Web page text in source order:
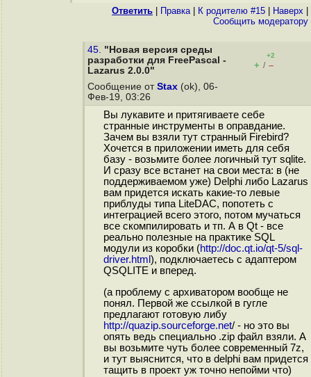
Ответить Правка| К родителю #15 Наверх
Cообщить модератору
45. "Новая версия среды
разработки для FreePascal -
Lazarus 2.0.0"
+2
+ / –
Сообщение от Stax (ok), 06-
Фев-19, 03:26
Вы лукавите и притягиваете себе
странные инструменты в оправдание.
Зачем вы взяли тут странный Firebird?
Хочется в приложении иметь для себя
базу - возьмите более логичный тут sqlite.
И сразу все встанет на свои места: в (не
поддерживаемом уже) Delphi либо Lazarus
вам придется искать какие-то левые
приблуды типа LiteDAC, попотеть с
интеграцией всего этого, потом мучаться
все скомпилировать и тп. А в Qt - все
реально полезные на практике SQL
модули из коробки (http://doc.qt.io/qt-5/sql-
driver.html ), подключаетесь с адаптером
QSQLITE и вперед.
(а проблему с архиватором вообще не
понял. Первой же ссылкой в гугле
предлагают готовую либу
http://quazip.sourceforge.net/ - но это вы
опять ведь специально .zip файл взяли. А
вы возьмите чуть более современный 7z,
и тут выяснится, что в delphi вам придется
тащить в проект уж точно непойми что)